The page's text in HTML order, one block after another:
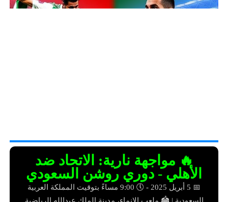
🔥 مواجهة نارية: الاتحاد ضد
الأهلي - دوري روشن السعودي
📅 5 أبريل 2025 - 🕔 9:00 مساءً بتوقيت المملكة العربية